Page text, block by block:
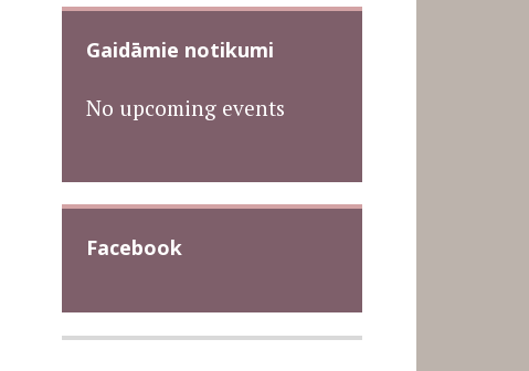
Gaidāmie notikumi
No upcoming events
Facebook